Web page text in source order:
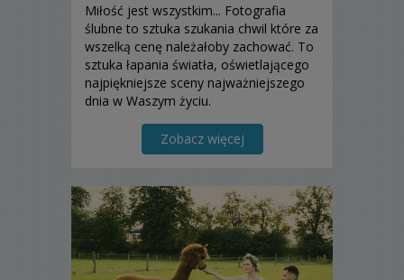
Miłość jest wszystkim... Fotografia
ślubne to sztuka szukania chwil które za
wszelką cenę należałoby zachować. To
sztuka łapania światła, oświetlającego
najpiękniejsze sceny najważniejszego
dnia w Waszym życiu.
Zobacz więcej